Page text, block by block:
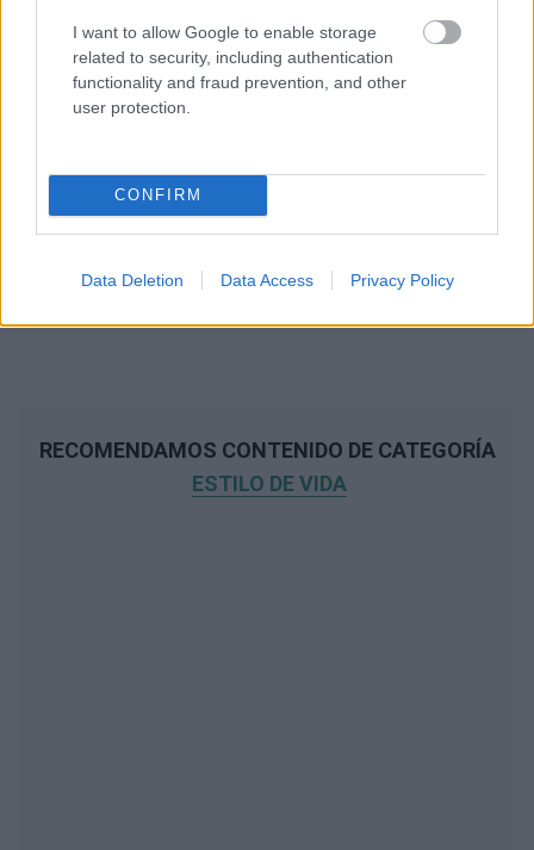
I want to allow Google to enable storage
related to security, including authentication
functionality and fraud prevention, and other
user protection.
CONFIRM
Data Deletion Data Access Privacy Policy
RECOMENDAMOS CONTENIDO DE CATEGORÍA
ESTILO DE VIDA